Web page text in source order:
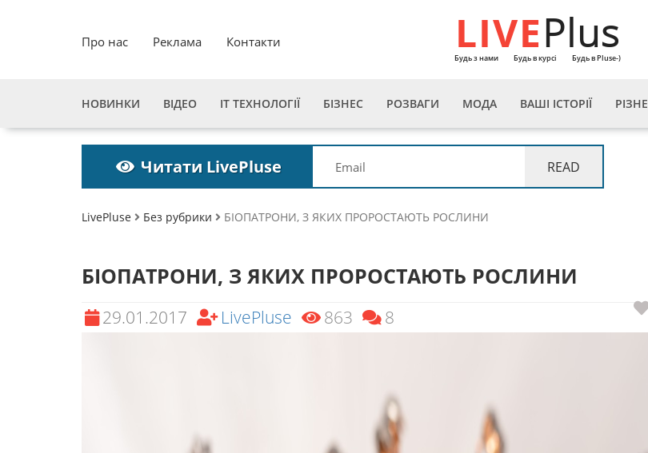
Про нас Реклама Контакти LIVEPlus
Будь з нами Будь в курсі Будь в Pluse-)
НОВИНКИ ВІДЕО ІТ ТЕХНОЛОГІЇ БІЗНЕС РОЗВАГИ МОДА ВАШІ ІСТОРІЇ РІЗНЕ
Читати LivePluse
LivePluse Без рубрики БІОПАТРОНИ, З ЯКИХ ПРОРОСТАЮТЬ РОСЛИНИ
БІОПАТРОНИ, З ЯКИХ ПРОРОСТАЮТЬ РОСЛИНИ
29.01.2017 LivePluse 863 8